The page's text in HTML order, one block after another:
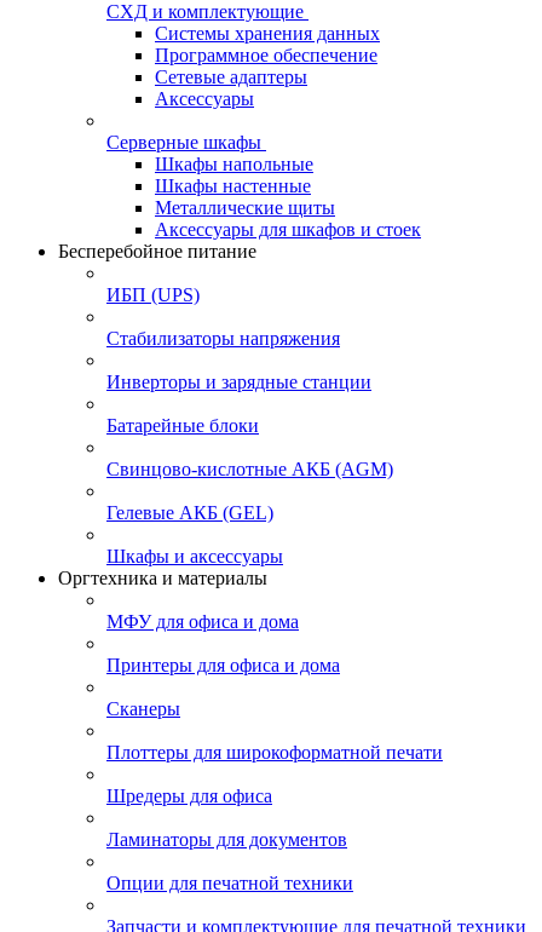
СХД и комплектующие
Системы хранения данных
Программное обеспечение
Сетевые адаптеры
Аксессуары
Серверные шкафы
Шкафы напольные
Шкафы настенные
Металлические щиты
Аксессуары для шкафов и стоек
Бесперебойное питание
ИБП (UPS)
Стабилизаторы напряжения
Инверторы и зарядные станции
Батарейные блоки
Свинцово-кислотные АКБ (AGM)
Гелевые АКБ (GEL)
Шкафы и аксессуары
Оргтехника и материалы
МФУ для офиса и дома
Принтеры для офиса и дома
Сканеры
Плоттеры для широкоформатной печати
Шредеры для офиса
Ламинаторы для документов
Опции для печатной техники
Запчасти и комплектующие для печатной техники